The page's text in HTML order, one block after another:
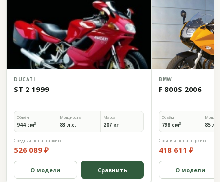
DUCATI
ST 2 1999
Объём
944 см³
Мощность
83 л.с.
Масса
207 кг
Средняя цена в архиве
526 089 ₽
О модели Сравнить
BMW
F 800S 2006
Объём
798 см³ 85
Средняя цена в архиве
418 611 ₽
О модели